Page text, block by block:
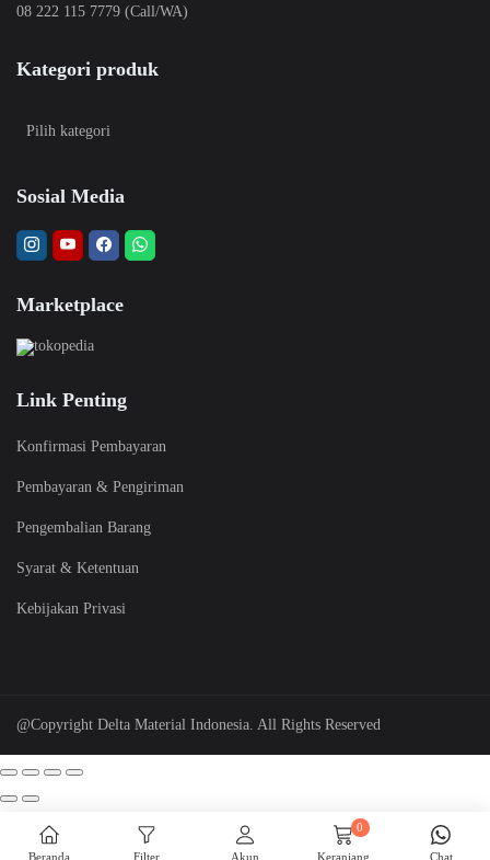
08 222 115 7779 (Call/WA)
Kategori produk
Sosial Media
Marketplace
Link Penting
Konfirmasi Pembayaran
Pembayaran & Pengiriman
Pengembalian Barang
Syarat & Ketentuan
Kebijakan Privasi
@Copyright Delta Material Indonesia. All Rights Reserved
Beranda Filter Akun
0
Keranjang Chat